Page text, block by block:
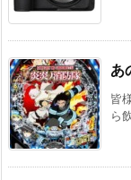
あ
皆
ら